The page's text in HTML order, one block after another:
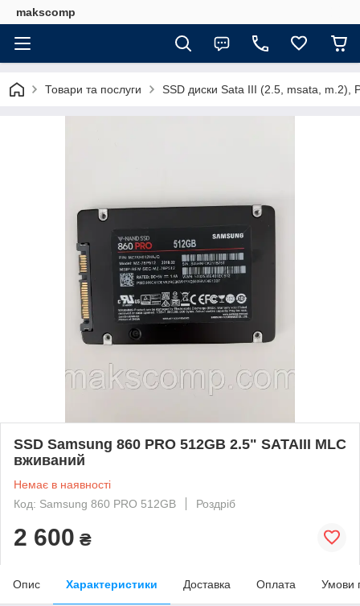
makscomp
Товари та послуги SSD диски Sata III (2.5, msata, m.2),
SSD Samsung 860 PRO 512GB 2.5" SATAIII MLC
вживаний
Немає в наявності
Код: Samsung 860 PRO 512GB
Роздріб
2 600 ₴
Опис Характеристики Доставка Оплата Умови